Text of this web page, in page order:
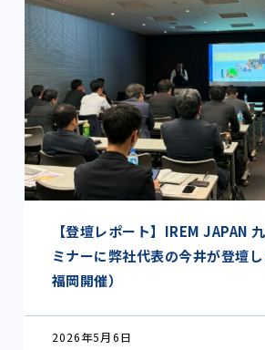
【登壇レポート】IREM JAPAN
ミナーに弊社代表の今井が登壇
福岡開催）
2026年5月6日